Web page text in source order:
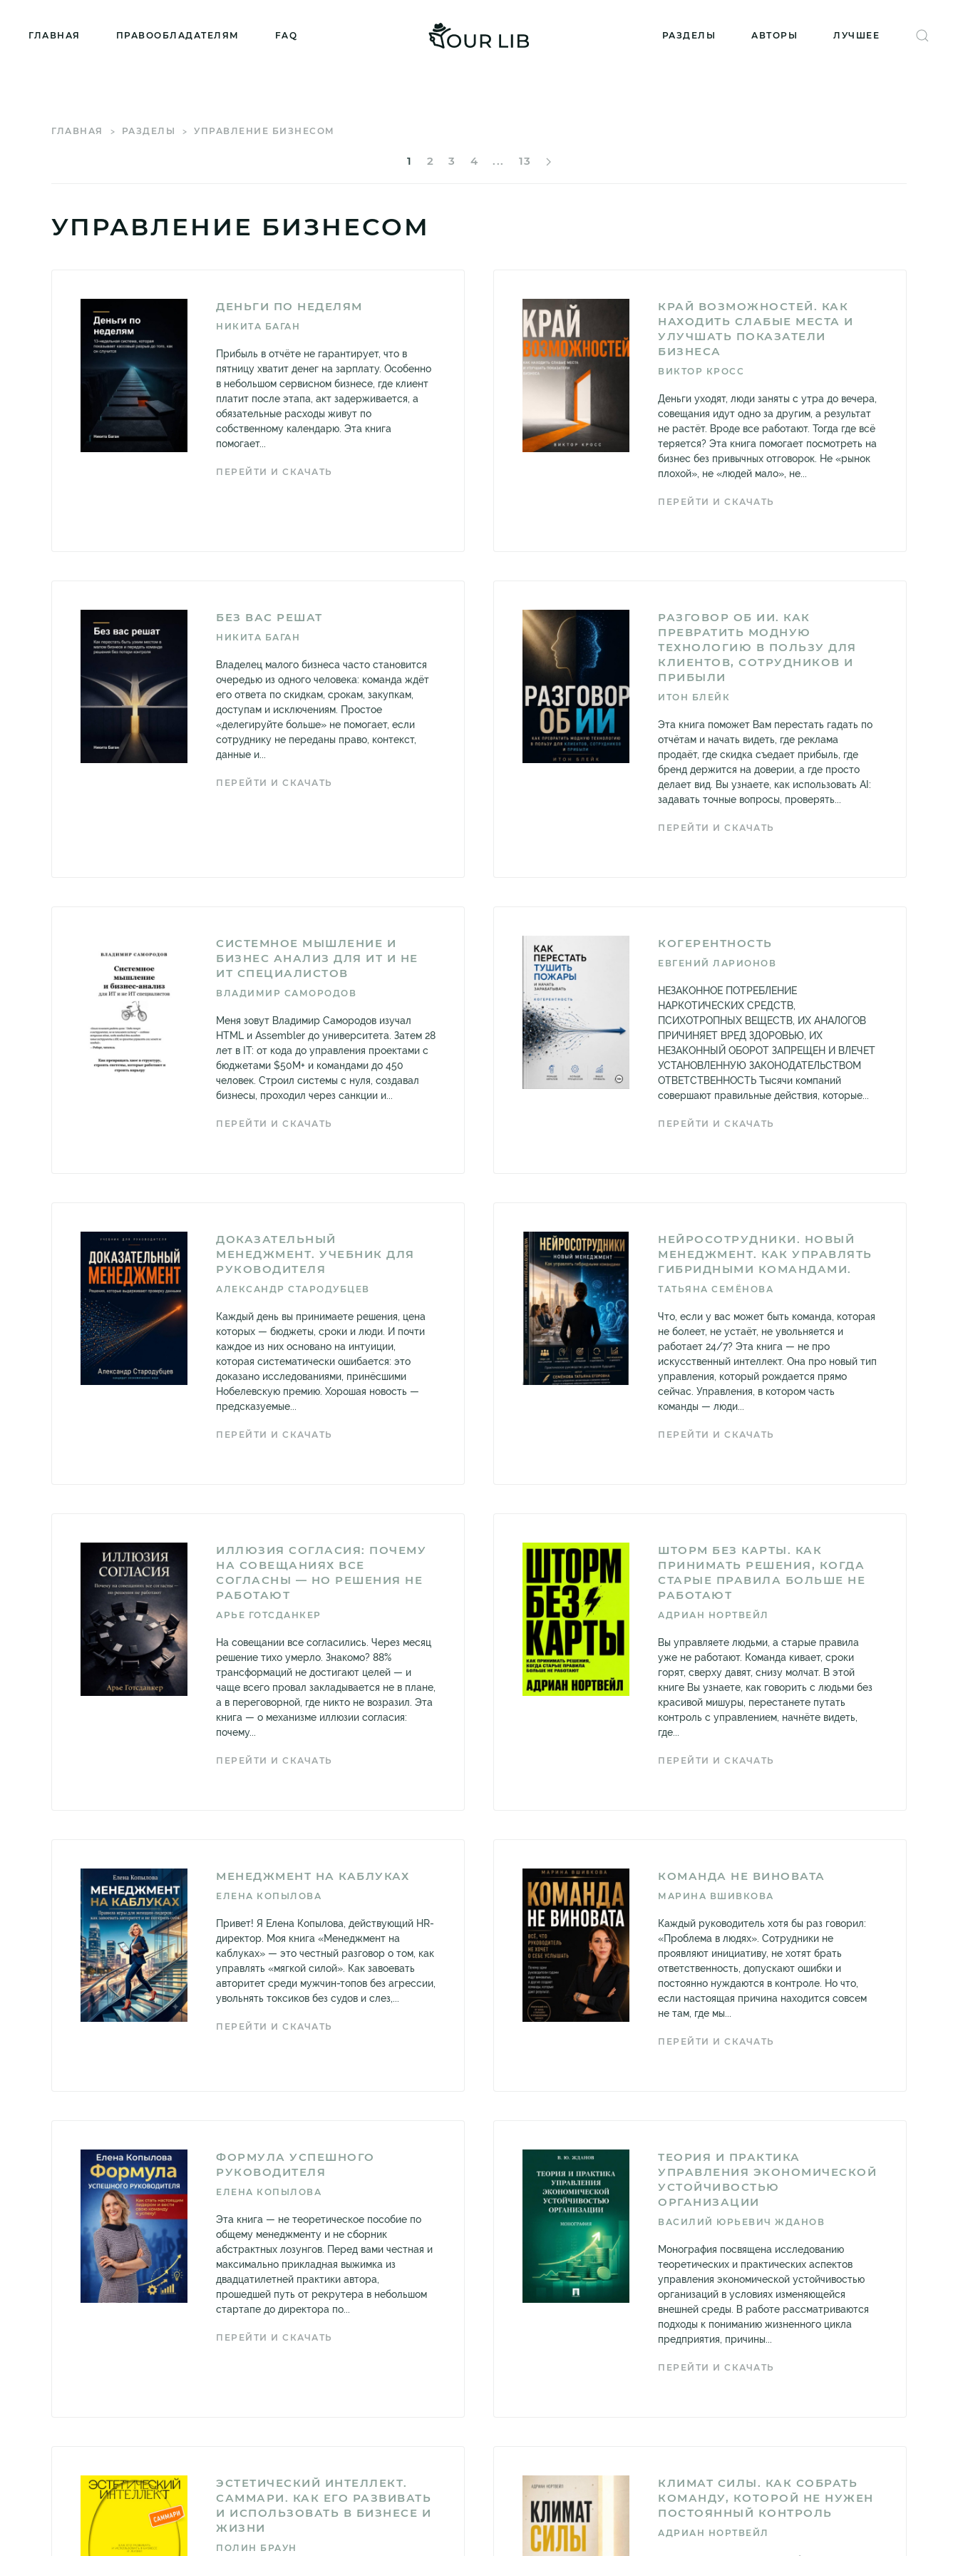
ГЛАВНАЯ ПРАВООБЛАДАТЕЛЯМ FAQ РАЗДЕЛЫ АВТОРЫ ЛУЧШЕЕ
ГЛАВНАЯ РАЗДЕЛЫ УПРАВЛЕНИЕ БИЗНЕСОМ
1 2 3 4 ... 13
УПРАВЛЕНИЕ БИЗНЕСОМ
ДЕНЬГИ ПО НЕДЕЛЯМ
НИКИТА БАГАН
Прибыль в отчёте не гарантирует, что в
пятницу хватит денег на зарплату. Особенно
в небольшом сервисном бизнесе, где клиент
платит после этапа, акт задерживается, а
обязательные расходы живут по
собственному календарю. Эта книга
помогает...
ПЕРЕЙТИ И СКАЧАТЬ
КРАЙ ВОЗМОЖНОСТЕЙ. КАК
НАХОДИТЬ СЛАБЫЕ МЕСТА И
УЛУЧШАТЬ ПОКАЗАТЕЛИ
БИЗНЕСА
ВИКТОР КРОСС
Деньги уходят, люди заняты с утра до вечера,
совещания идут одно за другим, а результат
не растёт. Вроде все работают. Тогда где всё
теряется? Эта книга помогает посмотреть на
бизнес без привычных отговорок. Не «рынок
плохой», не «людей мало», не...
ПЕРЕЙТИ И СКАЧАТЬ
БЕЗ ВАС РЕШАТ
НИКИТА БАГАН
Владелец малого бизнеса часто становится
очередью из одного человека: команда ждёт
его ответа по скидкам, срокам, закупкам,
доступам и исключениям. Простое
«делегируйте больше» не помогает, если
сотруднику не переданы право, контекст,
данные и...
ПЕРЕЙТИ И СКАЧАТЬ
РАЗГОВОР ОБ ИИ. КАК
ПРЕВРАТИТЬ МОДНУЮ
ТЕХНОЛОГИЮ В ПОЛЬЗУ ДЛЯ
КЛИЕНТОВ, СОТРУДНИКОВ И
ПРИБЫЛИ
ИТОН БЛЕЙК
Эта книга поможет Вам перестать гадать по
отчётам и начать видеть, где реклама
продаёт, где скидка съедает прибыль, где
бренд держится на доверии, а где просто
делает вид. Вы узнаете, как использовать AI:
задавать точные вопросы, проверять...
ПЕРЕЙТИ И СКАЧАТЬ
СИСТЕМНОЕ МЫШЛЕНИЕ И
БИЗНЕС АНАЛИЗ ДЛЯ ИТ И НЕ
ИТ СПЕЦИАЛИСТОВ
ВЛАДИМИР САМОРОДОВ
Меня зовут Владимир Самородов изучал
HTML и Assembler до университета. Затем 28
лет в IT: от кода до управления проектами с
бюджетами $50M+ и командами до 450
человек. Строил системы с нуля, создавал
бизнесы, проходил через санкции и...
ПЕРЕЙТИ И СКАЧАТЬ
КОГЕРЕНТНОСТЬ
ЕВГЕНИЙ ЛАРИОНОВ
НЕЗАКОННОЕ ПОТРЕБЛЕНИЕ
НАРКОТИЧЕСКИХ СРЕДСТВ,
ПСИХОТРОПНЫХ ВЕЩЕСТВ, ИХ АНАЛОГОВ
ПРИЧИНЯЕТ ВРЕД ЗДОРОВЬЮ, ИХ
НЕЗАКОННЫЙ ОБОРОТ ЗАПРЕЩЕН И ВЛЕЧЕТ
УСТАНОВЛЕННУЮ ЗАКОНОДАТЕЛЬСТВОМ
ОТВЕТСТВЕННОСТЬ Тысячи компаний
совершают правильные действия, которые...
ПЕРЕЙТИ И СКАЧАТЬ
ДОКАЗАТЕЛЬНЫЙ
МЕНЕДЖМЕНТ. УЧЕБНИК ДЛЯ
РУКОВОДИТЕЛЯ
АЛЕКСАНДР СТАРОДУБЦЕВ
Каждый день вы принимаете решения, цена
которых — бюджеты, сроки и люди. И почти
каждое из них основано на интуиции,
которая систематически ошибается: это
доказано исследованиями, принёсшими
Нобелевскую премию. Хорошая новость —
предсказуемые...
ПЕРЕЙТИ И СКАЧАТЬ
НЕЙРОСОТРУДНИКИ. НОВЫЙ
МЕНЕДЖМЕНТ. КАК УПРАВЛЯТЬ
ГИБРИДНЫМИ КОМАНДАМИ.
ТАТЬЯНА СЕМЁНОВА
Что, если у вас может быть команда, которая
не болеет, не устаёт, не увольняется и
работает 24/7? Эта книга — не про
искусственный интеллект. Она про новый тип
управления, который рождается прямо
сейчас. Управления, в котором часть
команды — люди...
ПЕРЕЙТИ И СКАЧАТЬ
ИЛЛЮЗИЯ СОГЛАСИЯ: ПОЧЕМУ
НА СОВЕЩАНИЯХ ВСЕ
СОГЛАСНЫ — НО РЕШЕНИЯ НЕ
РАБОТАЮТ
АРЬЕ ГОТСДАНКЕР
На совещании все согласились. Через месяц
решение тихо умерло. Знакомо? 88%
трансформаций не достигают целей — и
чаще всего провал закладывается не в плане,
а в переговорной, где никто не возразил. Эта
книга — о механизме иллюзии согласия:
почему...
ПЕРЕЙТИ И СКАЧАТЬ
ШТОРМ БЕЗ КАРТЫ. КАК
ПРИНИМАТЬ РЕШЕНИЯ, КОГДА
СТАРЫЕ ПРАВИЛА БОЛЬШЕ НЕ
РАБОТАЮТ
АДРИАН НОРТВЕЙЛ
Вы управляете людьми, а старые правила
уже не работают. Команда кивает, сроки
горят, сверху давят, снизу молчат. В этой
книге Вы узнаете, как говорить с людьми без
красивой мишуры, перестанете путать
контроль с управлением, начнёте видеть,
где...
ПЕРЕЙТИ И СКАЧАТЬ
МЕНЕДЖМЕНТ НА КАБЛУКАХ
ЕЛЕНА КОПЫЛОВА
Привет! Я Елена Копылова, действующий HR-
директор. Моя книга «Менеджмент на
каблуках» — это честный разговор о том, как
управлять «мягкой силой». Как завоевать
авторитет среди мужчин-топов без агрессии,
увольнять токсиков без судов и слез,...
ПЕРЕЙТИ И СКАЧАТЬ
КОМАНДА НЕ ВИНОВАТА
МАРИНА ВШИВКОВА
Каждый руководитель хотя бы раз говорил:
«Проблема в людях». Сотрудники не
проявляют инициативу, не хотят брать
ответственность, допускают ошибки и
постоянно нуждаются в контроле. Но что,
если настоящая причина находится совсем
не там, где мы...
ПЕРЕЙТИ И СКАЧАТЬ
ФОРМУЛА УСПЕШНОГО
РУКОВОДИТЕЛЯ
ЕЛЕНА КОПЫЛОВА
Эта книга — не теоретическое пособие по
общему менеджменту и не сборник
абстрактных лозунгов. Перед вами честная и
максимально прикладная выжимка из
двадцатилетней практики автора,
прошедшей путь от рекрутера в небольшом
стартапе до директора по...
ПЕРЕЙТИ И СКАЧАТЬ
ТЕОРИЯ И ПРАКТИКА
УПРАВЛЕНИЯ ЭКОНОМИЧЕСКОЙ
УСТОЙЧИВОСТЬЮ
ОРГАНИЗАЦИИ
ВАСИЛИЙ ЮРЬЕВИЧ ЖДАНОВ
Монография посвящена исследованию
теоретических и практических аспектов
управления экономической устойчивостью
организаций в условиях изменяющейся
внешней среды. В работе рассматриваются
подходы к пониманию жизненного цикла
предприятия, причины...
ПЕРЕЙТИ И СКАЧАТЬ
ЭСТЕТИЧЕСКИЙ ИНТЕЛЛЕКТ.
САММАРИ. КАК ЕГО РАЗВИВАТЬ
И ИСПОЛЬЗОВАТЬ В БИЗНЕСЕ И
ЖИЗНИ
ПОЛИН БРАУН
КЛИМАТ СИЛЫ. КАК СОБРАТЬ
КОМАНДУ, КОТОРОЙ НЕ НУЖЕН
ПОСТОЯННЫЙ КОНТРОЛЬ
АДРИАН НОРТВЕЙЛ